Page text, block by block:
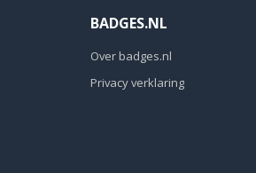
BADGES.NL
Over badges.nl
Privacy verklaring